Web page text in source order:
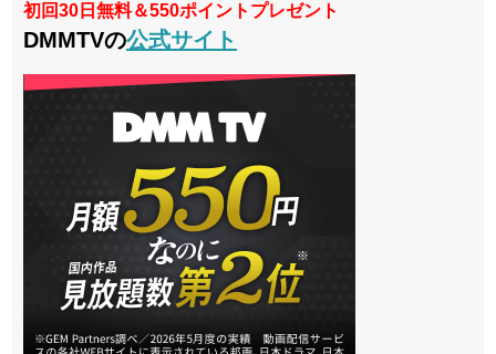
初回30日無料＆550ポイントプレゼント
DMMTVの公式サイト